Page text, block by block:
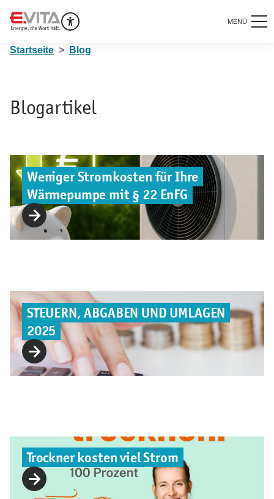
MENÜ
Startseite Blog
Blogartikel
Weniger Stromkosten für Ihre
Wärmepumpe mit § 22 EnFG
STEUERN, ABGABEN UND UMLAGEN
2025
Trockner kosten viel Strom